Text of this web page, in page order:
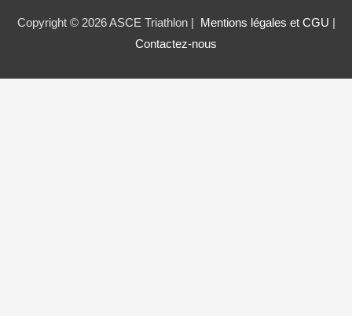
Copyright © 2026 ASCE Triathlon | Mentions légales et CGU
Contactez-nous